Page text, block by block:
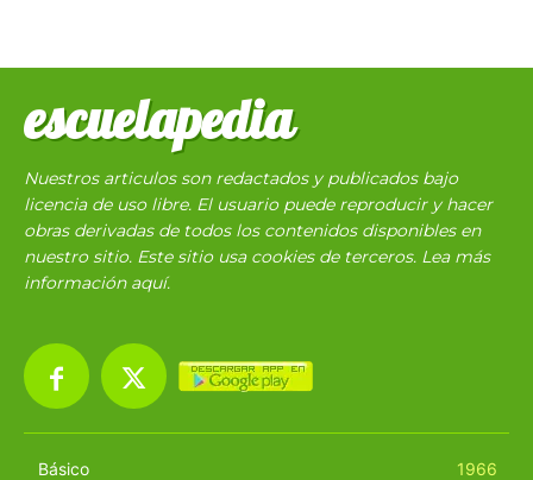
escuelapedia
Nuestros articulos son redactados y publicados bajo
licencia de uso libre. El usuario puede reproducir y hacer
obras derivadas de todos los contenidos disponibles en
nuestro sitio. Este sitio usa cookies de terceros. Lea más
información aquí.
Básico
1966